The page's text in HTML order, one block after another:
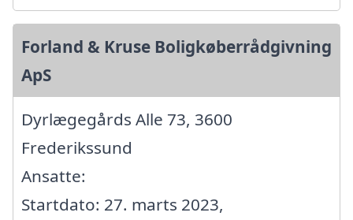
Forland & Kruse Boligkøberrådgivning
ApS
Dyrlægegårds Alle 73, 3600
Frederikssund
Ansatte:
Startdato: 27. marts 2023,